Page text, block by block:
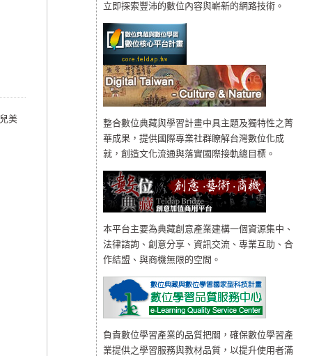
立即探索豐沛的數位內容與嶄新的網路技術。
整合數位典藏與學習計畫中具主題及獨特性之菁
華成果，提供國際專業社群瞭解台灣數位化成
就，創造文化流通與落實國際接軌總目標。
本平台主要為典藏創意產業建構一個資源集中、
法律諮詢、創意分享、資訊交流、專業互助、合
作結盟、與商機無限的空間。
負責數位學習產業的品質把關，確保數位學習產
業提供之學習服務與教材品質，以提升使用者滿
美